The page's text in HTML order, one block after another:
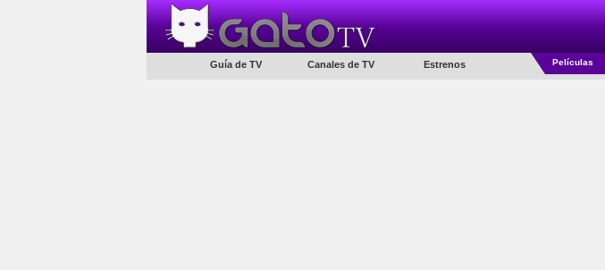
Guía de TV Canales de TV Estrenos Películas